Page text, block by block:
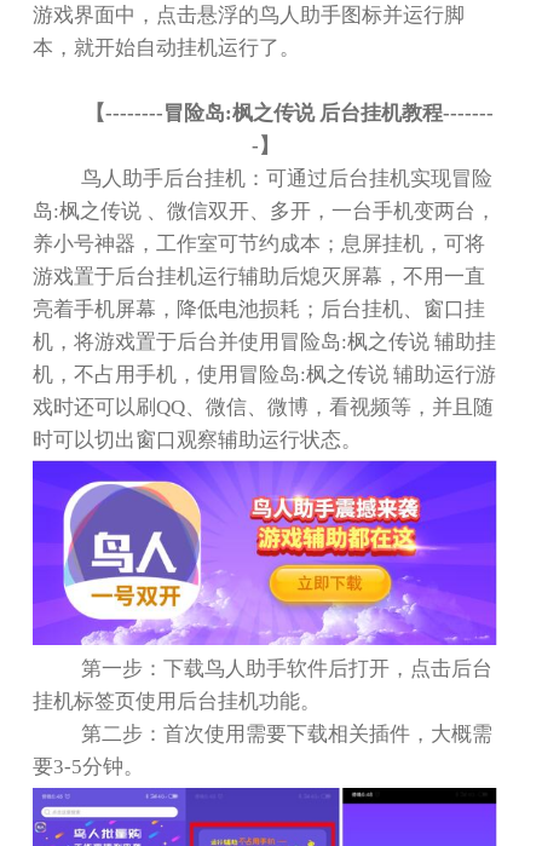
游戏界面中，点击悬浮的鸟人助手图标并运行脚
本，就开始自动挂机运行了。
【--------冒险岛:枫之传说 后台挂机教程-------
-】
鸟人助手后台挂机：可通过后台挂机实现冒险
岛:枫之传说 、微信双开、多开，一台手机变两台，
养小号神器，工作室可节约成本；息屏挂机，可将
游戏置于后台挂机运行辅助后熄灭屏幕，不用一直
亮着手机屏幕，降低电池损耗；后台挂机、窗口挂
机，将游戏置于后台并使用冒险岛:枫之传说 辅助挂
机，不占用手机，使用冒险岛:枫之传说 辅助运行游
戏时还可以刷QQ 、微信、微博，看视频等，并且随
时可以切出窗口观察辅助运行状态。
第一步：下载鸟人助手软件后打开，点击后台
挂机标签页使用后台挂机功能。
第二步：首次使用需要下载相关插件，大概需
要3-5分钟。